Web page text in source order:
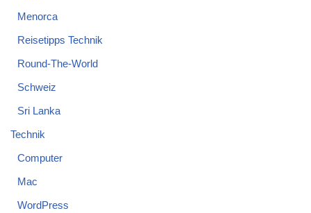
Menorca
Reisetipps Technik
Round-The-World
Schweiz
Sri Lanka
Technik
Computer
Mac
WordPress